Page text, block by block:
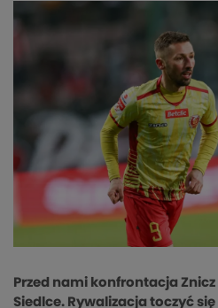
Przed nami konfrontacja Znicz
Siedlce. Rywalizacja toczyć